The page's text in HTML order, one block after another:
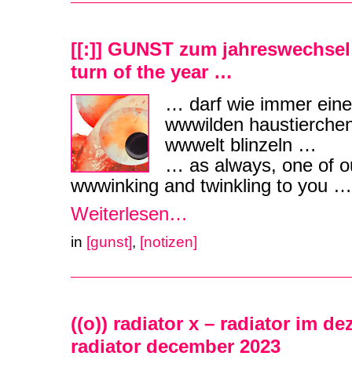
[[:]] GUNST zum
turn of the year …
… darf wie immer
wwwilden
wwwelt blinzeln …
… as always, one of
wwwinking and twinkling to you …
Weiterlesen…
in [gunst], [notizen]
((o)) radiator x – radiator im
radiator december 2023